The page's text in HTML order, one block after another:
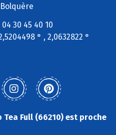
04 30 45 40 10
° , 2,0632822 °
Full (66210) est proche